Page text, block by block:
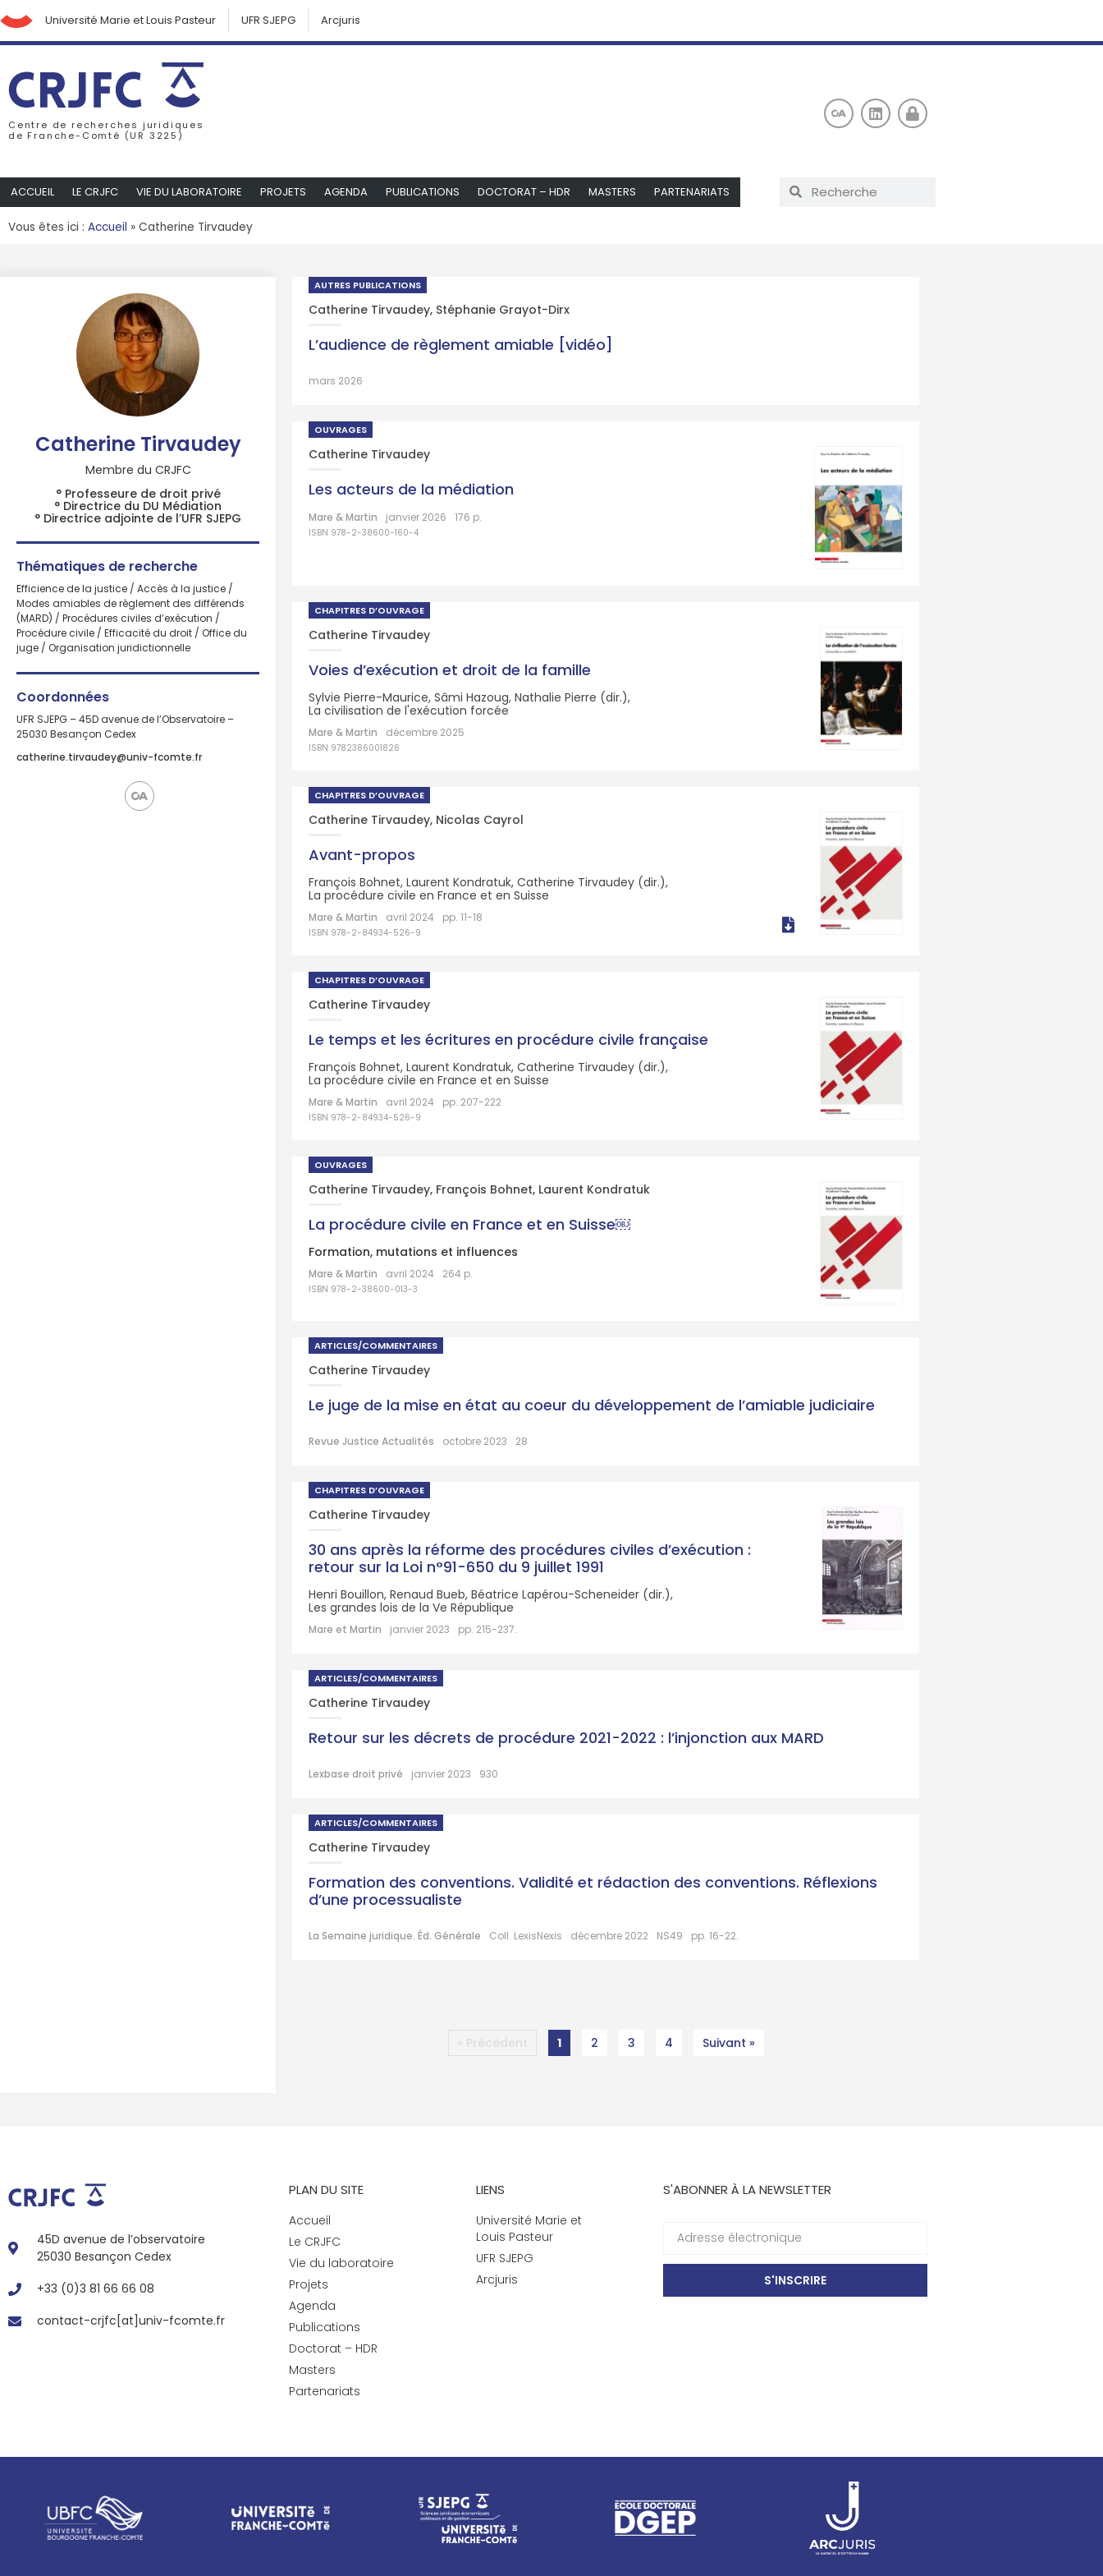
Université Marie et Louis Pasteur UFR SJEPG Arcjuris
Centre de recherches juridiques
de Franche-Comté (UR 3225)
ACCUEIL LE CRJFC VIE DU LABORATOIRE PROJETS AGENDA PUBLICATIONS DOCTORAT – HDR MASTERS PARTENARIATS
Vous êtes ici : Accueil » Catherine Tirvaudey
Catherine Tirvaudey
Membre du CRJFC
° Professeure de droit privé
° Directrice du DU Médiation
° Directrice adjointe de l’UFR SJEPG
Thématiques de recherche
Efficience de la justice / Accès à la justice /
Modes amiables de règlement des différends
(MARD) / Procédures civiles d’exécution /
Procédure civile / Efficacité du droit / Office du
juge / Organisation juridictionnelle
Coordonnées
UFR SJEPG – 45D avenue de l’Observatoire –
25030 Besançon Cedex
catherine.tirvaudey@univ-fcomte.fr
AUTRES PUBLICATIONS
Catherine Tirvaudey, Stéphanie Grayot-Dirx
L’audience de règlement amiable [vidéo]
mars 2026
OUVRAGES
Catherine Tirvaudey
Les acteurs de la médiation
Mare & Martin janvier 2026 176 p.
ISBN 978-2-38600-160-4
CHAPITRES D’OUVRAGE
Catherine Tirvaudey
Voies d’exécution et droit de la famille
Sylvie Pierre-Maurice, Sâmi Hazoug, Nathalie Pierre (dir.),
La civilisation de l'exécution forcée
Mare & Martin décembre 2025
ISBN 9782386001826
CHAPITRES D’OUVRAGE
Catherine Tirvaudey, Nicolas Cayrol
Avant-propos
François Bohnet, Laurent Kondratuk, Catherine Tirvaudey (dir.),
La procédure civile en France et en Suisse
Mare & Martin avril 2024 pp. 11-18
ISBN 978-2-84934-526-9
CHAPITRES D’OUVRAGE
Catherine Tirvaudey
Le temps et les écritures en procédure civile française
François Bohnet, Laurent Kondratuk, Catherine Tirvaudey (dir.),
La procédure civile en France et en Suisse
Mare & Martin avril 2024 pp. 207-222
ISBN 978-2-84934-526-9
OUVRAGES
Catherine Tirvaudey, François Bohnet, Laurent Kondratuk
La procédure civile en France et en Suisse￼
Formation, mutations et influences
Mare & Martin avril 2024 264 p.
ISBN 978-2-38600-013-3
ARTICLES/COMMENTAIRES
Catherine Tirvaudey
Le juge de la mise en état au coeur du développement de l’amiable judiciaire
Revue Justice Actualités octobre 2023 28
CHAPITRES D’OUVRAGE
Catherine Tirvaudey
30 ans après la réforme des procédures civiles d’exécution :
retour sur la Loi n°91-650 du 9 juillet 1991
Henri Bouillon, Renaud Bueb, Béatrice Lapérou-Scheneider (dir.),
Les grandes lois de la Ve République
Mare et Martin janvier 2023 pp. 215-237.
ARTICLES/COMMENTAIRES
Catherine Tirvaudey
Retour sur les décrets de procédure 2021-2022 : l’injonction aux MARD
Lexbase droit privé janvier 2023 930
ARTICLES/COMMENTAIRES
Catherine Tirvaudey
Formation des conventions. Validité et rédaction des conventions. Réflexions
d’une processualiste
La Semaine juridique. Éd. Générale Coll. LexisNexis décembre 2022 NS49 pp. 16-22.
1 2 3 4 Suivant »
45D avenue de l’observatoire
25030 Besançon Cedex
+33 (0)3 81 66 66 08
contact-crjfc[at]univ-fcomte.fr
PLAN DU SITE
Accueil
Le CRJFC
Vie du laboratoire
Projets
Agenda
Publications
Doctorat – HDR
Masters
Partenariats
LIENS
Université Marie et
Louis Pasteur
UFR SJEPG
Arcjuris
S'ABONNER À LA NEWSLETTER
S'INSCRIRE